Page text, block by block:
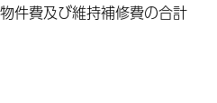
件費及び維持補修費の合計